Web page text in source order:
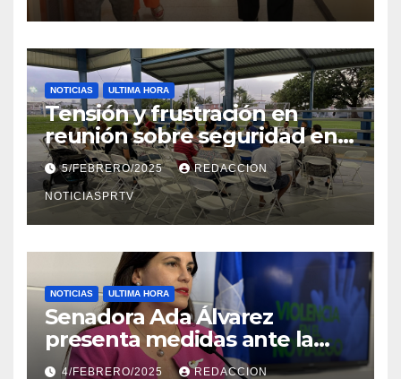
NOTICIAS ULTIMA HORA
Tensión y frustración en
reunión sobre seguridad en
Reparto Metropolitano
5/FEBRERO/2025 REDACCION
NOTICIASPRTV
NOTICIAS ULTIMA HORA
Senadora Ada Álvarez
presenta medidas ante la
violencia en el noviazgo
4/FEBRERO/2025 REDACCION